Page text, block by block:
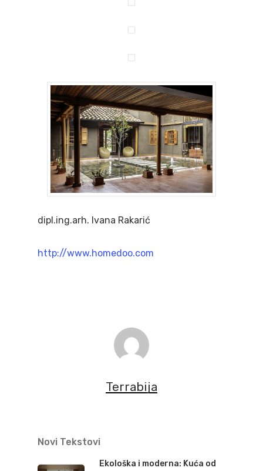
dipl.ing.arh. Ivana Rakarić
http://www.homedoo.com
Terrabija
Novi Tekstovi
Ekološka i moderna: Kuća od